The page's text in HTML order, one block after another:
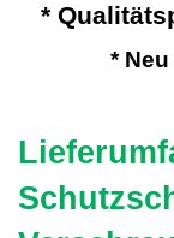
*
*